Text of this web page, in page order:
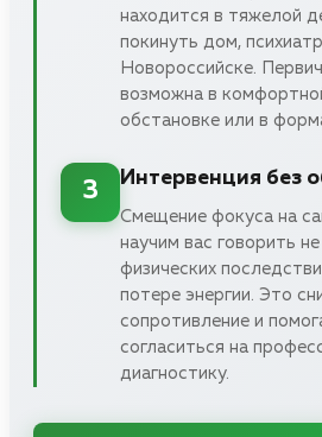
находится в тяжелой
покинуть дом,
Новороссийске.
возможна в
обстановке или в
3
Интервенция без
Смещение фокуса на
научим вас говорить
физических
потере энергии. Это
сопротивление и
согласиться на
диагностику.